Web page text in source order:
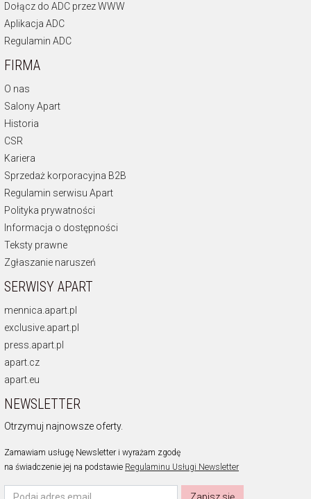
Dołącz do ADC przez WWW
Aplikacja ADC
Regulamin ADC
FIRMA
O nas
Salony Apart
Historia
CSR
Kariera
Sprzedaż korporacyjna B2B
Regulamin serwisu Apart
Polityka prywatności
Informacja o dostępności
Teksty prawne
Zgłaszanie naruszeń
SERWISY APART
mennica.apart.pl
exclusive.apart.pl
press.apart.pl
apart.cz
apart.eu
NEWSLETTER
Otrzymuj najnowsze oferty.
Zamawiam usługę Newsletter i wyrażam zgodę
na świadczenie jej na podstawie Regulaminu Usługi Newsletter